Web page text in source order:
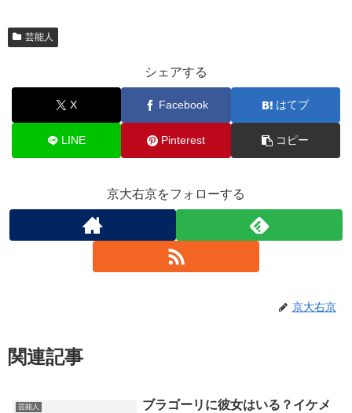
芸能人
シェアする
X Facebook はてブ
LINE Pinterest コピー
京大右京をフォローする
京大右京
関連記事
芸能人
ブラゴーリに彼女はいる？イケメ